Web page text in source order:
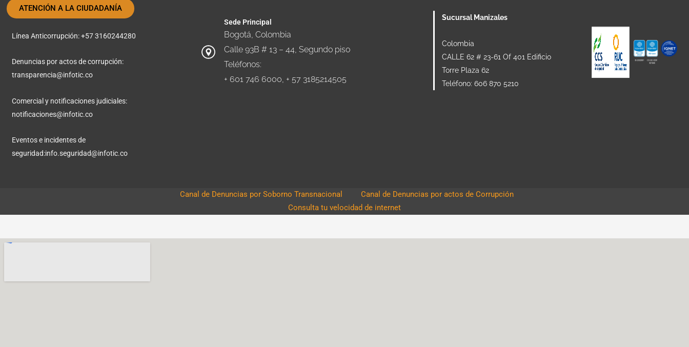
ATENCIÓN A LA CIUDADANÍA
Línea Anticorrupción: +57 3160244280
Denuncias por actos de corrupción:
transparencia@infotic.co
Comercial y notificaciones judiciales:
notificaciones@infotic.co
Eventos e incidentes de
seguridad:info.seguridad@infotic.co
Sede Principal
Bogotá, Colombia
Calle 93B # 13 – 44, Segundo piso
Teléfonos:
+ 601 746 6000, + 57 3185214505
Sucursal Manizales
Colombia
CALLE 62 # 23-61 Of 401 Edificio
Torre Plaza 62
Teléfono: 606 870 5210
Canal de Denuncias por Soborno Transnacional
Canal de Denuncias por actos de Corrupción
Consulta tu velocidad de internet